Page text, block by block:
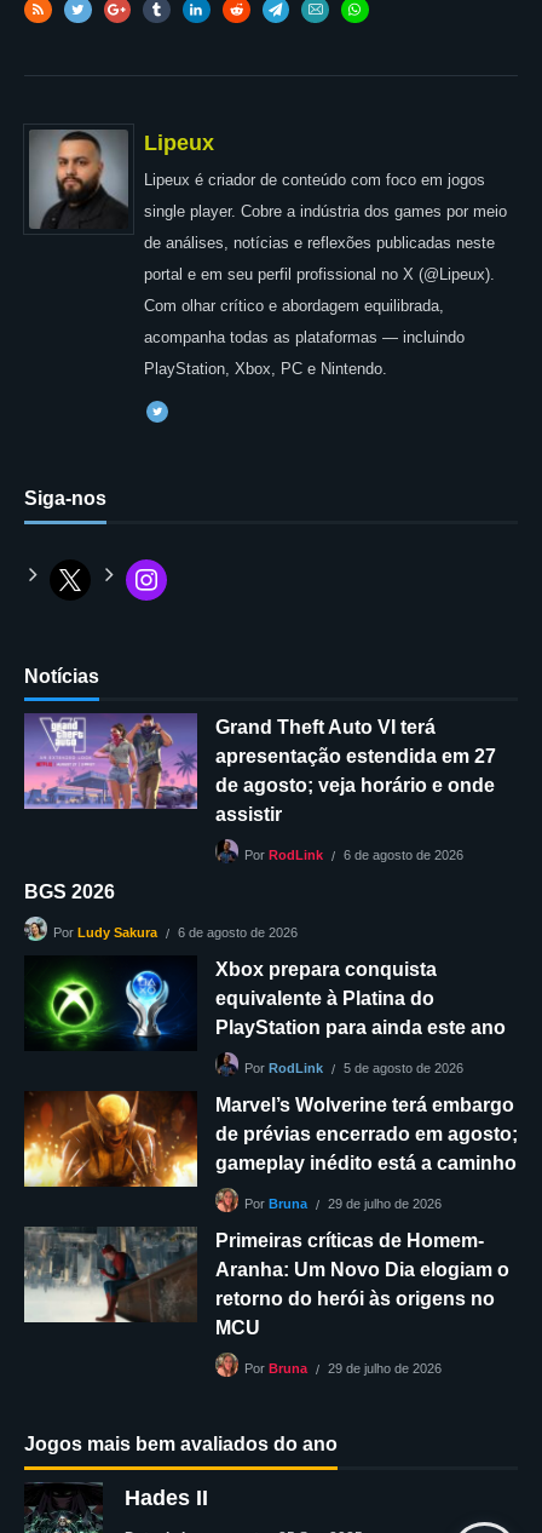
Lipeux
Lipeux é criador de conteúdo com foco em jogos
single player. Cobre a indústria dos games por meio
de análises, notícias e reflexões publicadas neste
portal e em seu perfil profissional no X (@Lipeux).
Com olhar crítico e abordagem equilibrada,
acompanha todas as plataformas — incluindo
PlayStation, Xbox, PC e Nintendo.
Siga-nos
Notícias
Grand Theft Auto VI terá
apresentação estendida em 27
de agosto; veja horário e onde
assistir
Por RodLink 6 de agosto de 2026
BGS 2026
Por Ludy Sakura 6 de agosto de 2026
Xbox prepara conquista
equivalente à Platina do
PlayStation para ainda este ano
Por RodLink 5 de agosto de 2026
Marvel’s Wolverine terá embargo
de prévias encerrado em agosto;
gameplay inédito está a caminho
Por Bruna 29 de julho de 2026
Primeiras críticas de Homem-
Aranha: Um Novo Dia elogiam o
retorno do herói às origens no
MCU
Por Bruna 29 de julho de 2026
Jogos mais bem avaliados do ano
Hades II